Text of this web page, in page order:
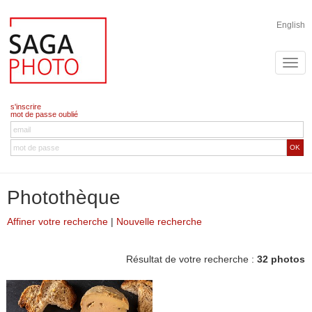
English
s'inscrire
mot de passe oublié
OK
Photothèque
Affiner votre recherche | Nouvelle recherche
Résultat de votre recherche : 32 photos